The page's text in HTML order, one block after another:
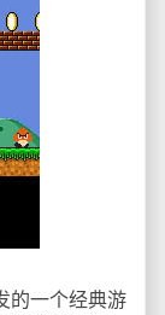
的一个经典游